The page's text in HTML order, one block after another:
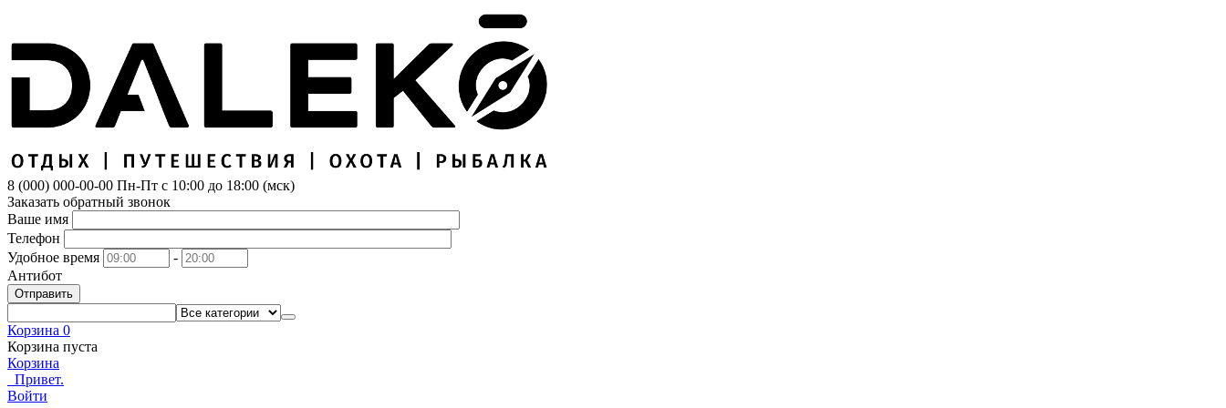
8 (000) 000-00-00 Пн-Пт с 10:00 до 18:00 (мск)
Заказать обратный звонок
Ваше имя
Телефон
Удобное время
-
Антибот
Отправить
Корзина 0
Корзина пуста
Корзина
Привет.
Войти